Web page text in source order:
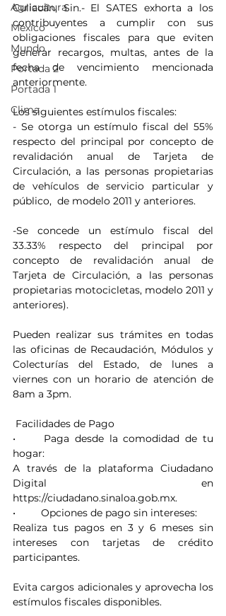
Agricultura
México
Mundo
Portada 2
Portada 1
Clima
Culiacán, Sin.- El SATES exhorta a los
contribuyentes a cumplir con sus
obligaciones fiscales para que eviten
generar recargos, multas, antes de la
fecha de vencimiento mencionada
anteriormente.
Los siguientes estímulos fiscales:
- Se otorga un estímulo fiscal del 55%
respecto del principal por concepto de
revalidación anual de Tarjeta de
Circulación, a las personas propietarias
de vehículos de servicio particular y
público,  de modelo 2011 y anteriores.
-Se concede un estímulo fiscal del
33.33% respecto del principal por
concepto de revalidación anual de
Tarjeta de Circulación, a las personas
propietarias motocicletas, modelo 2011 y
anteriores).
Pueden realizar sus trámites en todas
las oficinas de Recaudación, Módulos y
Colecturías del Estado, de lunes a
viernes con un horario de atención de
8am a 3pm.
Facilidades de Pago
•	Paga desde la comodidad de tu
hogar:
A través de la plataforma Ciudadano
Digital en
https://ciudadano.sinaloa.gob.mx.
•	Opciones de pago sin intereses:
Realiza tus pagos en 3 y 6 meses sin
intereses con tarjetas de crédito
participantes.
Evita cargos adicionales y aprovecha los
estímulos fiscales disponibles.